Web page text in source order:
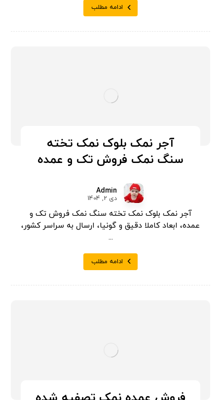
ادامه مطلب
آجر نمک بلوک نمک تخته
سنگ نمک فروش تک و عمده
Admin
دی 2, 1404
آجر نمک بلوک نمک تخته سنگ نمک فروش تک و
عمده، ابعاد کاملا دقیق و گونیا، ارسال به سراسر کشور،
...
ادامه مطلب